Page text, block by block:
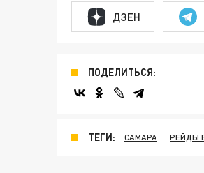
ДЗЕН
ПОДЕЛИТЬСЯ:
ТЕГИ: САМАРА РЕЙДЫ